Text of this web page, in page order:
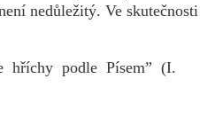
nedůležitý. Ve skutečnosti
hříchy podle Písem” (I.